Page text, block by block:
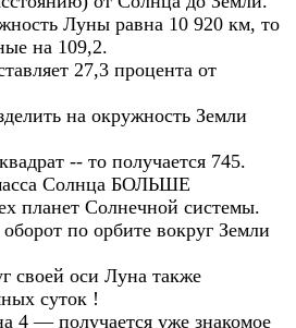
Луны равна 10 920 км, то
на 109,2.
27,3 процента от
на окружность Земли
-- то получается 745.
Солнца БОЛЬШЕ
планет Солнечной системы.
по орбите вокруг Земли
своей оси Луна также
суток !
4 — получается уже знакомое